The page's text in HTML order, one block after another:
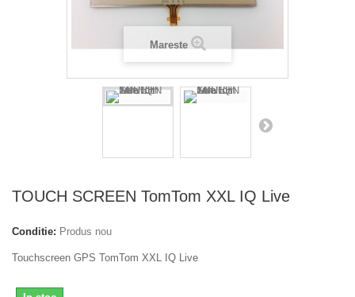
Mareste
TOUCH SCREEN TomTom XXL IQ Live
Conditie: Produs nou
Touchscreen GPS TomTom XXL IQ Live